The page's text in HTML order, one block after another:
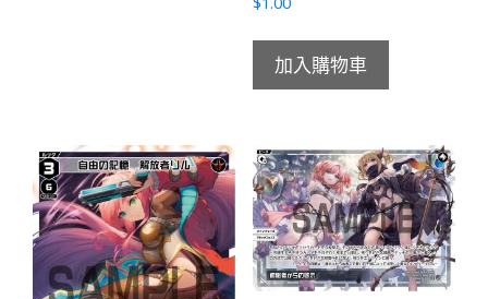
加入購物車